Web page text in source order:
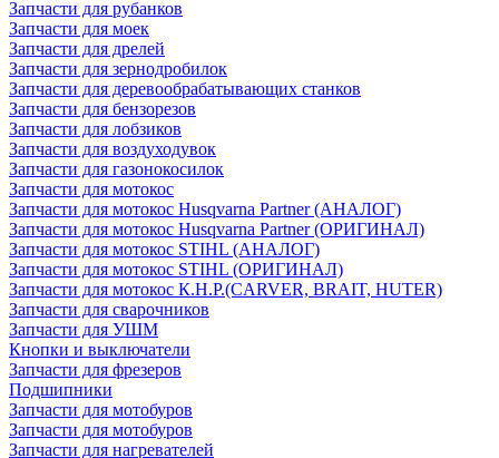
Запчасти для рубанков
Запчасти для моек
Запчасти для дрелей
Запчасти для зернодробилок
Запчасти для деревообрабатывающих станков
Запчасти для бензорезов
Запчасти для лобзиков
Запчасти для воздуходувок
Запчасти для газонокосилок
Запчасти для мотокос
Запчасти для мотокос Husqvarna Partner (АНАЛОГ)
Запчасти для мотокос Husqvarna Partner (ОРИГИНАЛ)
Запчасти для мотокос STIHL (АНАЛОГ)
Запчасти для мотокос STIHL (ОРИГИНАЛ)
Запчасти для мотокос К.Н.Р.(CARVER, BRAIT, HUTER)
Запчасти для сварочников
Запчасти для УШМ
Кнопки и выключатели
Запчасти для фрезеров
Подшипники
Запчасти для мотобуров
Запчасти для мотобуров
Запчасти для нагревателей